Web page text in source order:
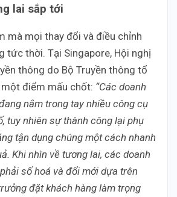
lai sắp tới
mà mọi thay đổi và điều chỉnh
tức thời. Tại Singapore, Hội nghị
thông do Bộ Truyền thông tổ
điểm mấu chốt: “Các doanh
nắm trong tay nhiều công cụ
tuy nhiên sự thành công lại phụ
tận dụng chúng một cách nhanh
Khi nhìn về tương lai, các doanh
số hoá và đổi mới dựa trên
đặt khách hàng làm trọng